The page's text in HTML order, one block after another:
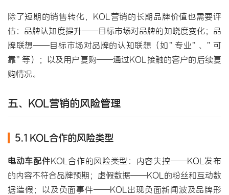
除了短期的销售转化，KOL营销的长期品牌价值也需要评
估：品牌认知度提升——目标市场对品牌的知晓度变化；品
牌联想——目标市场对品牌的认知联想（如”专业”、”可
靠”等）；以及用户复购——通过KOL接触的客户的后续复
购情况。
五、KOL营销的风险管理
5.1 KOL合作的风险类型
电动车配件KOL合作的风险类型：内容失控——KOL发布
的内容不符合品牌预期；虚假数据——KOL的粉丝和互动数
据造假；以及负面事件——KOL出现负面新闻波及品牌形